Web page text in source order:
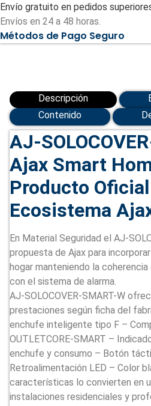
Home
Blanco
(AJ-
SOLOCOVER-
SMART-
Envío gratuito en pedidos
Envíos en 24 a 48 horas.
Métodos de Pago Seguro
Descripción
Contenido
AJ-
Ajax Smart
Producto
Ecosistema
En Material Seguridad el AJ-
propuesta de Ajax para
hogar manteniendo la
con el sistema de alarma.
AJ-SOLOCOVER-SMART-W
prestaciones según ficha del
enchufe inteligente tipo F –
OUTLETCORE-SMART –
enchufe y consumo – Botón
Retroalimentación LED – Color
características lo convierten en
instalaciones residenciales y